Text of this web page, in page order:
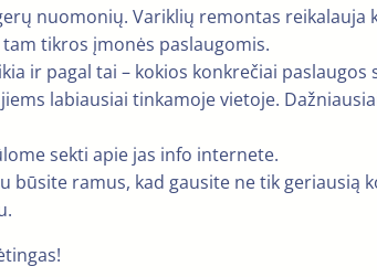
nuomonių. Variklių remontas
tikros įmonės paslaugomis.
ir pagal tai – kokios konkrečiai
labiausiai tinkamoje vietoje.
sekti apie jas info internete.
būsite ramus, kad gausite ne tik